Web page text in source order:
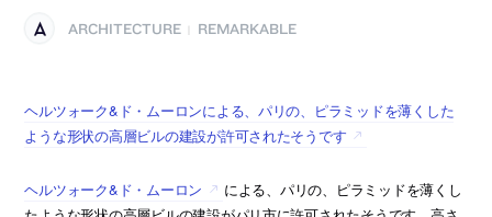
ARCHITECTURE REMARKABLE
ヘルツォーク&ド・ムーロンによる、パリの、ピラミッドを薄くした
ような形状の高層ビルの建設が許可されたそうです
ヘルツォーク&ド・ムーロン
による、パリの、ピラミッドを薄くし